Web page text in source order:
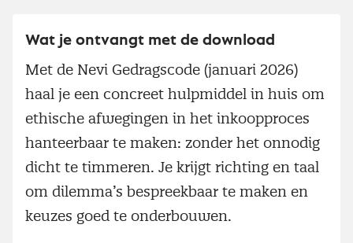
Wat je ontvangt met de download
Met de Nevi Gedragscode (januari 2026)
haal je een concreet hulpmiddel in huis om
ethische afwegingen in het inkoopproces
hanteerbaar te maken: zonder het onnodig
dicht te timmeren. Je krijgt richting en taal
om dilemma’s bespreekbaar te maken en
keuzes goed te onderbouwen.